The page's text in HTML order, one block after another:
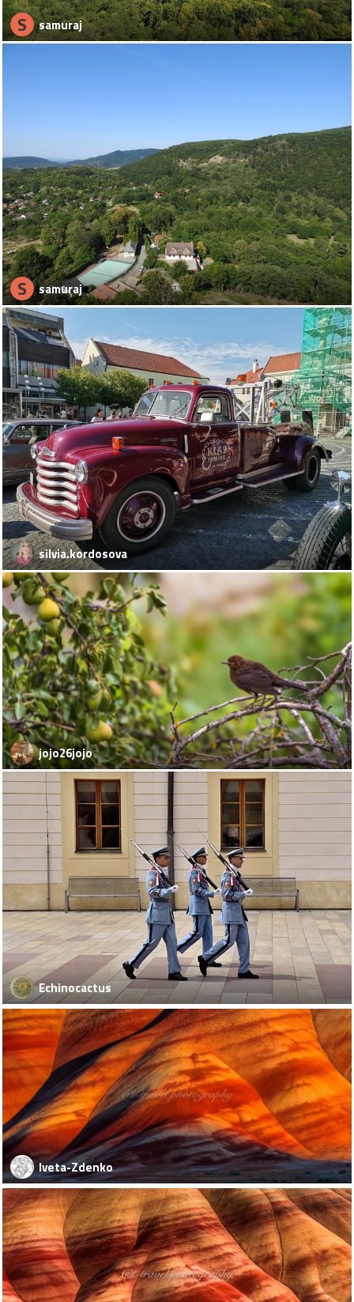
S samuraj
S samuraj
silvia.kordosova
jojo26jojo
Echinocactus
Iveta-Zdenko